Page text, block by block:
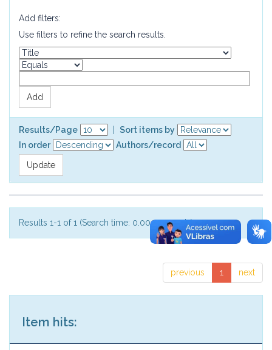
Add filters:
Use filters to refine the search results.
Results/Page
Sort items by
In order
Authors/record
Results 1-1 of 1 (Search time: 0.001 seconds).
previous 1 next
Item hits: